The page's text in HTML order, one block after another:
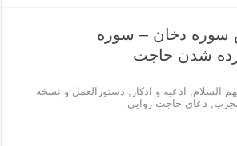
دخان – سوره
شدن حاجت
السلام
ادعيه و اذكار
دستورالعمل و نسخه
دعای حاجت روایی